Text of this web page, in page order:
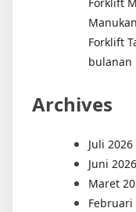
Forklift
Forklift
bulanan
Archives
Juli 2026
Juni 2026
Maret
Februari